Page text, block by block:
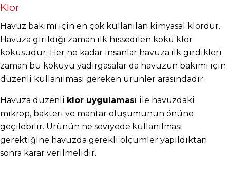
Klor
Havuz bakımı için en çok kullanılan kimyasal klordur.
Havuza girildiği zaman ilk hissedilen koku klor
kokusudur. Her ne kadar insanlar havuza ilk girdikleri
zaman bu kokuyu yadırgasalar da havuzun bakımı için
düzenli kullanılması gereken ürünler arasındadır.
Havuza düzenli klor uygulaması ile havuzdaki
mikrop, bakteri ve mantar oluşumunun önüne
geçilebilir. Ürünün ne seviyede kullanılması
gerektiğine havuzda gerekli ölçümler yapıldıktan
sonra karar verilmelidir.